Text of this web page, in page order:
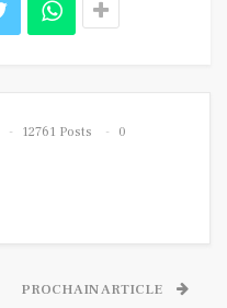
12761 Posts
0
PROCHAIN ARTICLE